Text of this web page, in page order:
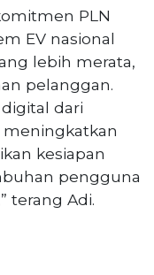
PLN
EV nasional
lebih merata,
pelanggan.
dari
meningkatkan
kesiapan
pengguna
terang Adi.